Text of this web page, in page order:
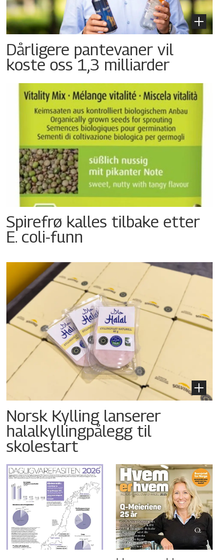
Dårligere pantevaner vil
koste oss 1,3 milliarder
Spirefrø kalles tilbake etter
E. coli-funn
Norsk Kylling lanserer
halalkyllingpålegg til
skolestart